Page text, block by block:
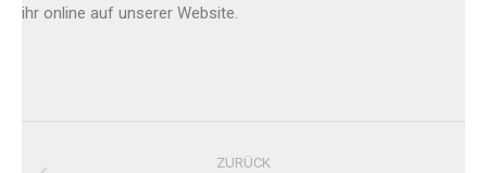
ihr online auf unserer Website.
ZURÜCK